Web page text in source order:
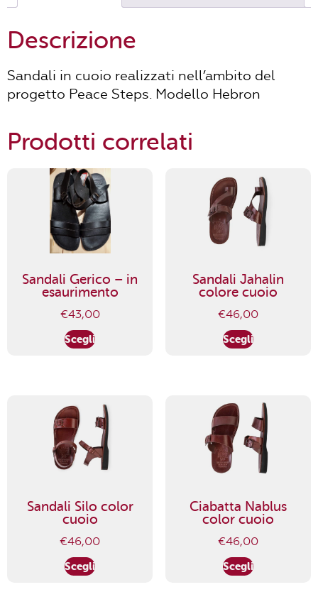
Descrizione
Sandali in cuoio realizzati nell’ambito del
progetto Peace Steps. Modello Hebron
Prodotti correlati
Sandali Gerico – in
esaurimento
€43,00
Scegli
Sandali Jahalin
colore cuoio
€46,00
Scegli
Sandali Silo color
cuoio
€46,00
Scegli
Ciabatta Nablus
color cuoio
€46,00
Scegli